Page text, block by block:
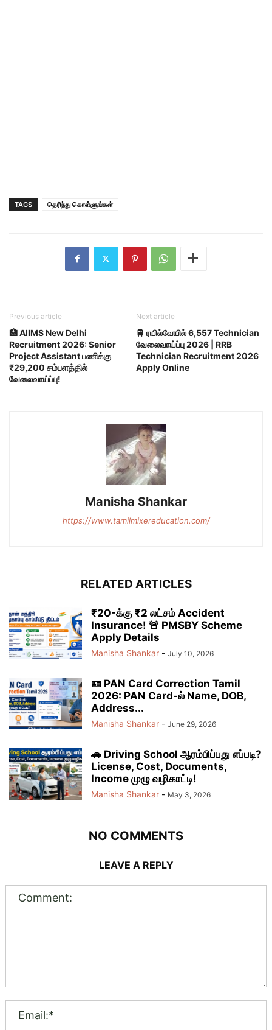
TAGS தெரிந்து கொள்ளுங்கள்
Previous article
🏥 AIIMS New Delhi
Recruitment 2026: Senior
Project Assistant பணிக்கு
₹29,200 சம்பளத்தில்
வேலைவாய்ப்பு!
Next article
🚆 ரயில்வேயில் 6,557 Technician
வேலைவாய்ப்பு 2026 | RRB
Technician Recruitment 2026
Apply Online
Manisha Shankar
https://www.tamilmixereducation.com/
RELATED ARTICLES
₹20-க்கு ₹2 லட்சம் Accident
Insurance! 🚨 PMSBY Scheme
Apply Details
Manisha Shankar - July 10, 2026
🪪 PAN Card Correction Tamil
2026: PAN Card-ல் Name, DOB,
Address...
Manisha Shankar - June 29, 2026
🚗 Driving School ஆரம்பிப்பது எப்படி?
License, Cost, Documents,
Income முழு வழிகாட்டி!
Manisha Shankar - May 3, 2026
NO COMMENTS
LEAVE A REPLY